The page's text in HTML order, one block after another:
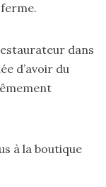
dans
d’avoir du
à la boutique